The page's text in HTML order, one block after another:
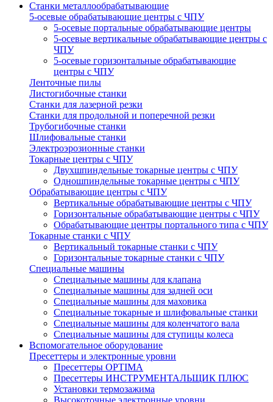
Станки металлообрабатывающие
5-осевые обрабатывающие центры с ЧПУ
5-осевые портальные обрабатывающие центры
5-осевые вертикальные обрабатывающие центры с
ЧПУ
5-осевые горизонтальные обрабатывающие
центры с ЧПУ
Ленточные пилы
Листогибочные станки
Станки для лазерной резки
Станки для продольной и поперечной резки
Трубогибочные станки
Шлифовальные станки
Электроэрозионные станки
Токарные центры с ЧПУ
Двухшпиндельные токарные центры с ЧПУ
Одношпиндельные токарные центры с ЧПУ
Обрабатывающие центры с ЧПУ
Вертикальные обрабатывающие центры с ЧПУ
Горизонтальные обрабатывающие центры с ЧПУ
Обрабатывающие центры портального типа с ЧПУ
Токарные станки с ЧПУ
Вертикальный токарные станки с ЧПУ
Горизонтальные токарные станки с ЧПУ
Специальные машины
Специальные машины для клапана
Специальные машины для задней оси
Специальные машины для маховика
Специальные токарные и шлифовальные станки
Специальные машины для коленчатого вала
Специальные машины для ступицы колеса
Вспомогательное оборудование
Пресеттеры и электронные уровни
Пресеттеры OPTIMA
Пресеттеры ИНСТРУМЕНТАЛЬЩИК ПЛЮС
Установки термозажима
Высокоточные электронные уровни